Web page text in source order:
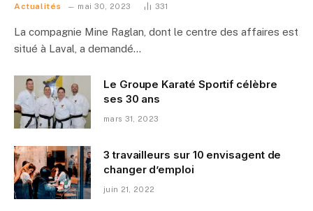
Actualités mai 30, 2023 331
La compagnie Mine Raglan, dont le centre des affaires est
situé à Laval, a demandé…
Le Groupe Karaté Sportif célèbre
ses 30 ans
mars 31, 2023
3 travailleurs sur 10 envisagent de
changer d’emploi
juin 21, 2022